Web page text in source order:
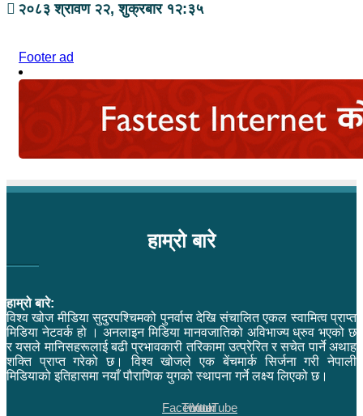
२०८३ श्रावण २२, शुक्रबार १२:३५
Footer ad
हाम्रो बारे
हाम्रो बारे:
विश्व खोज मीडिया सुदुरपश्चिमको पुनर्वास देखि संचालित एकल स्वामित्व प्राप्त
मिडिया नेटवर्क हो । अनलाइन मिडिया मानवजातिको अविभाज्य ध्रुव भएको छ
र यसले मानिसहरूलाई बढी प्रभावकारी तरिकामा उत्प्रेरित र सचेत पार्ने अथाह
शक्ति प्राप्त गरेको छ। विश्व खोजले एक बेंचमार्क सिर्जना गरी नेपाली
मिडियाको इतिहासमा नयाँ पौराणिक युगको स्थापना गर्ने लक्ष्य लिएको छ।
Facebook
Twitter
YouTube